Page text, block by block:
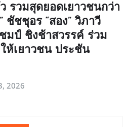
รวมสุดยอดเยาวชนกว่า
ชัชชุอร “สอง” วิภาวี
มป์ ชิงช้าสวรรค์ ร่วม
ห้เยาวชน ประชัน
2026